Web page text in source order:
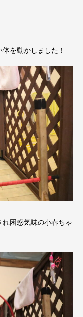
を動かしました！
困惑気味の小春ちゃ